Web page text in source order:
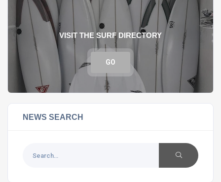
VISIT THE SURF DIRECTORY
GO
NEWS SEARCH